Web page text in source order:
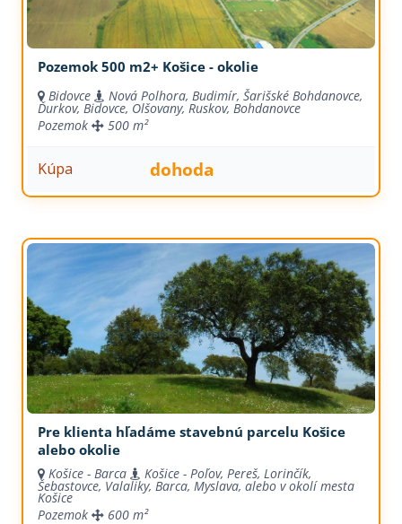
Pozemok 500 m2+ Košice - okolie
Bidovce Nová Polhora, Budimír, Šarišské Bohdanovce,
Ďurkov, Bidovce, Olšovany, Ruskov, Bohdanovce
Pozemok
500 m²
Kúpa dohoda
Pre klienta hľadáme stavebnú parcelu Košice
alebo okolie
Košice - Barca Košice - Poľov, Pereš, Lorinčík,
Šebastovce, Valaliky, Barca, Myslava, alebo v okolí mesta
Košice
Pozemok
600 m²